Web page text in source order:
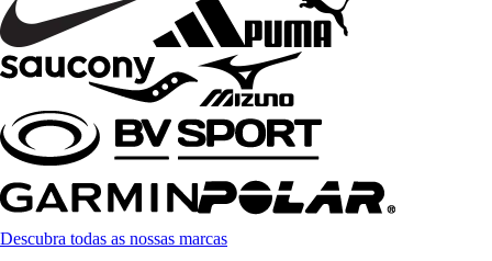
Descubra todas as nossas marcas